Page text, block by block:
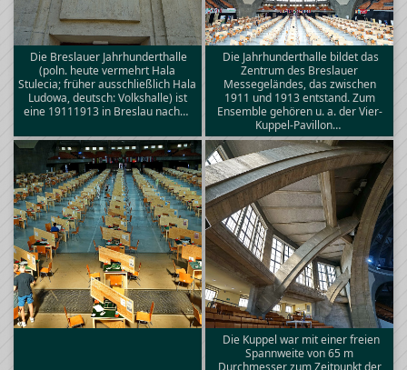
Die Breslauer Jahrhunderthalle
(poln. heute vermehrt Hala
Stulecia; früher ausschließlich Hala
Ludowa, deutsch: Volkshalle) ist
eine 19111913 in Breslau nach…
Die Jahrhunderthalle bildet das
Zentrum des Breslauer
Messegeländes, das zwischen
1911 und 1913 entstand. Zum
Ensemble gehören u. a. der Vier-
Kuppel-Pavillon…
Die Kuppel war mit einer freien
Spannweite von 65 m
Durchmesser zum Zeitpunkt der